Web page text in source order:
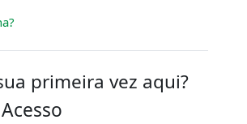
primeira vez aqui?